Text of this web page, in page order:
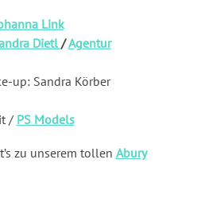
Link
Dietl /Agentur
up: Sandra Körber
/ PS Models
zu unserem tollen Abury